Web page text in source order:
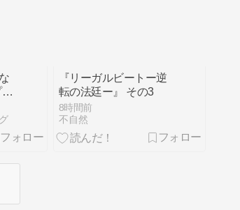
『リーガルビートー逆
転の法廷ー』 その3
8時間前
不自然